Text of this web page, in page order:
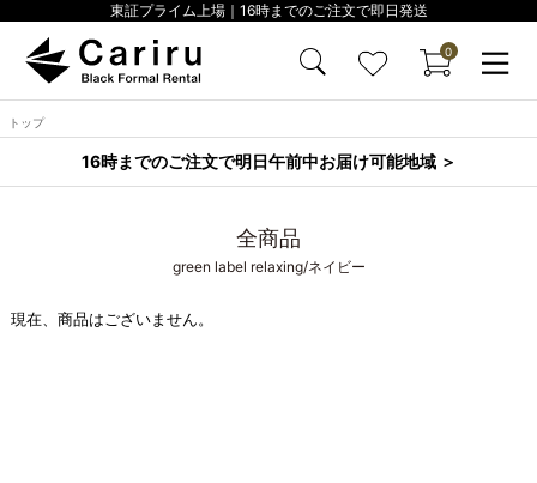
東証プライム上場｜16時までのご注文で即日発送
0
トップ
16時までのご注文で明日午前中お届け可能地域 ＞
全商品
green label relaxing/ネイビー
現在、商品はございません。